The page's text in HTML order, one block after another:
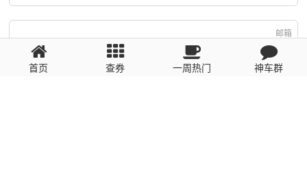
邮箱
回复需填写必要信息
首页 查券 一周热门 神车群